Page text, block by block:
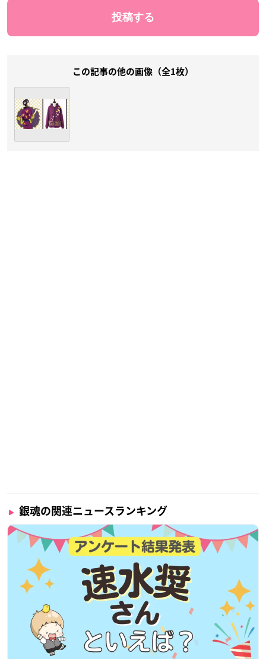
この記事の他の画像（全1枚）
銀魂の関連ニュースランキング